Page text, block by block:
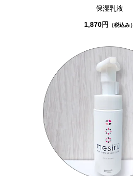
保湿乳液
1,870円 （税込み）